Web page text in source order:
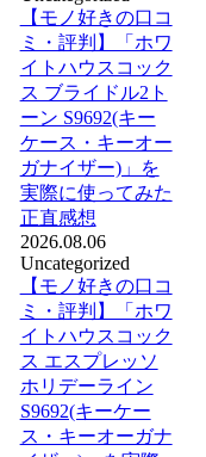
【モノ好きの口コ
ミ・評判】「ホワ
イトハウスコック
ス ブライドル2ト
ーン S9692(キー
ケース・キーオー
ガナイザー)」を
実際に使ってみた
正直感想
2026.08.06
Uncategorized
【モノ好きの口コ
ミ・評判】「ホワ
イトハウスコック
ス エスプレッソ
ホリデーライン
S9692(キーケー
ス・キーオーガナ